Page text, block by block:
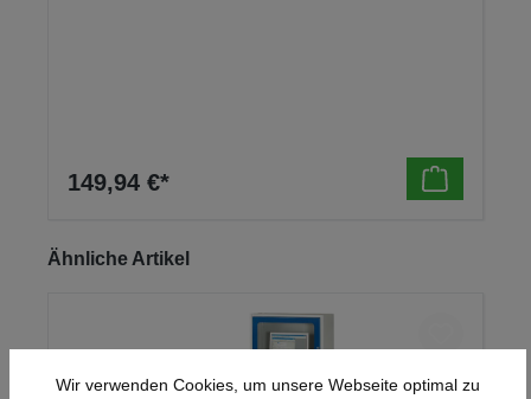
149,94 €*
Produktgalerie überspringen
Ähnliche Artikel
Wir verwenden Cookies, um unsere Webseite optimal zu